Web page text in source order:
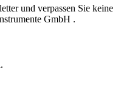
und verpassen Sie keine
GmbH .